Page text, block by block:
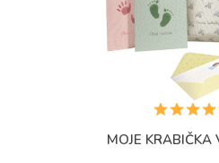
MOJE KRABIČKA